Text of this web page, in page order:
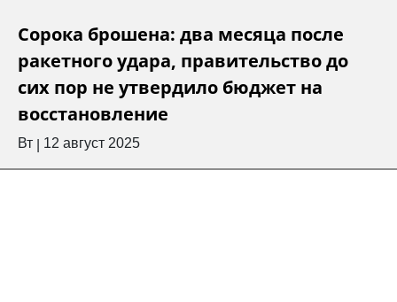
Сорока брошена: два месяца после
ракетного удара, правительство до
сих пор не утвердило бюджет на
восстановление
Вт 12 август 2025